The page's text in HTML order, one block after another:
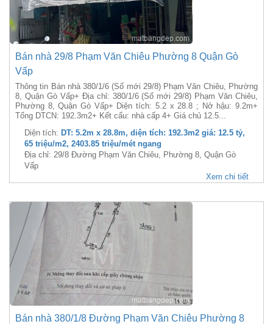
Bán nhà 29/8 Phạm Văn Chiêu Phường 8 Quận Gò
Vấp
Thông tin Bán nhà 380/1/6 (Số mới 29/8) Phạm Văn Chiêu, Phường
8, Quận Gò Vấp+ Địa chỉ: 380/1/6 (Số mới 29/8) Phạm Văn Chiêu,
Phường 8, Quận Gò Vấp+ Diện tích: 5.2 x 28.8 ; Nở hậu: 9.2m+
Tổng DTCN: 192.3m2+ Kết cấu: nhà cấp 4+ Giá chủ 12.5...
Diện tích: DT: 5.2m x 28.8m, diện tích: 192.3m2 giá: 12.5 tỷ,
65 triệu/m2, 2403.85 triệu/mét ngang
Địa chỉ: 29/8 Đường Phạm Văn Chiêu, Phường 8, Quận Gò
Vấp
Xem chi tiết
Bán nhà 380/1/8 Đường Phạm Văn Chiêu Phường 8